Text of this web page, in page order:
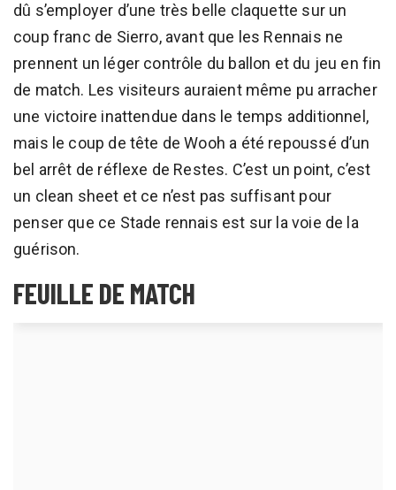
dû s’employer d’une très belle claquette sur un
coup franc de Sierro, avant que les Rennais ne
prennent un léger contrôle du ballon et du jeu en fin
de match. Les visiteurs auraient même pu arracher
une victoire inattendue dans le temps additionnel,
mais le coup de tête de Wooh a été repoussé d’un
bel arrêt de réflexe de Restes. C’est un point, c’est
un clean sheet et ce n’est pas suffisant pour
penser que ce Stade rennais est sur la voie de la
guérison.
FEUILLE DE MATCH